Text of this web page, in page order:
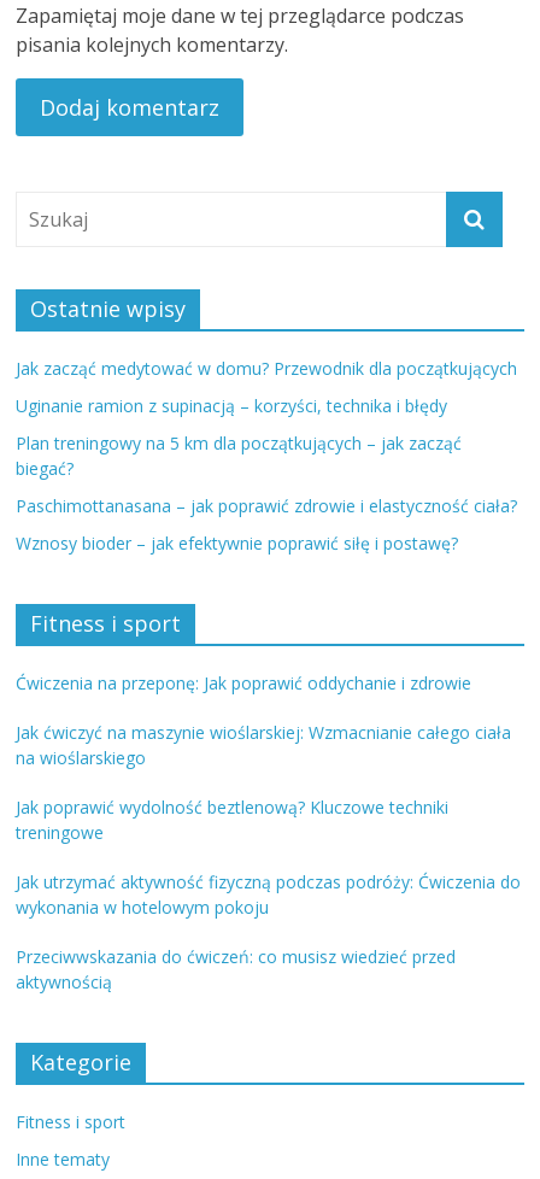
Zapamiętaj moje dane w tej przeglądarce podczas
pisania kolejnych komentarzy.
Ostatnie wpisy
Jak zacząć medytować w domu? Przewodnik dla początkujących
Uginanie ramion z supinacją – korzyści, technika i błędy
Plan treningowy na 5 km dla początkujących – jak zacząć
biegać?
Paschimottanasana – jak poprawić zdrowie i elastyczność ciała?
Wznosy bioder – jak efektywnie poprawić siłę i postawę?
Fitness i sport
Ćwiczenia na przeponę: Jak poprawić oddychanie i zdrowie
Jak ćwiczyć na maszynie wioślarskiej: Wzmacnianie całego ciała
na wioślarskiego
Jak poprawić wydolność beztlenową? Kluczowe techniki
treningowe
Jak utrzymać aktywność fizyczną podczas podróży: Ćwiczenia do
wykonania w hotelowym pokoju
Przeciwwskazania do ćwiczeń: co musisz wiedzieć przed
aktywnością
Kategorie
Fitness i sport
Inne tematy